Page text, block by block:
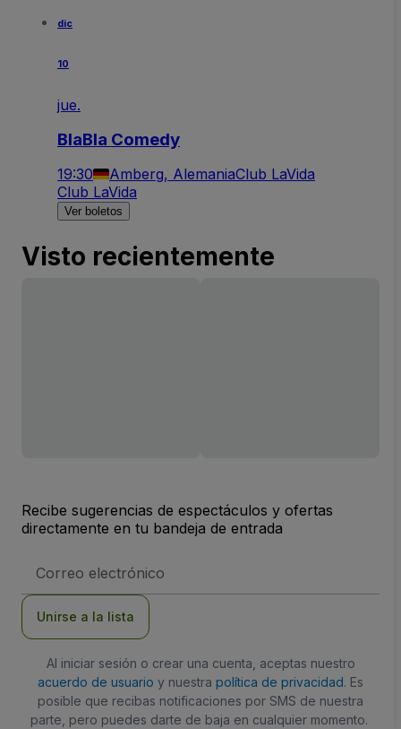
dic
10
jue.
BlaBla Comedy
19:30 Amberg, AlemaniaClub LaVida
Club LaVida
Ver boletos
Visto recientemente
Recibe sugerencias de espectáculos y ofertas
directamente en tu bandeja de entrada
de
Unirse a la lista
Al iniciar sesión o crear una cuenta, aceptas nuestro
acuerdo de usuario y nuestra política de privacidad. Es
posible que recibas notificaciones por SMS de nuestra
parte, pero puedes darte de baja en cualquier momento.